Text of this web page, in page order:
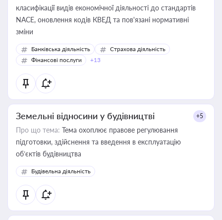
класифікації видів економічної діяльності до стандартів
NACE, оновлення кодів КВЕД та пов'язані нормативні
зміни
Банківська діяльність
Страхова діяльність
Фінансові послуги
+13
Земельні відносини у будівництві +5
Про що тема: Тема охоплює правове регулювання
підготовки, здійснення та введення в експлуатацію
об’єктів будівництва
Будівельна діяльність